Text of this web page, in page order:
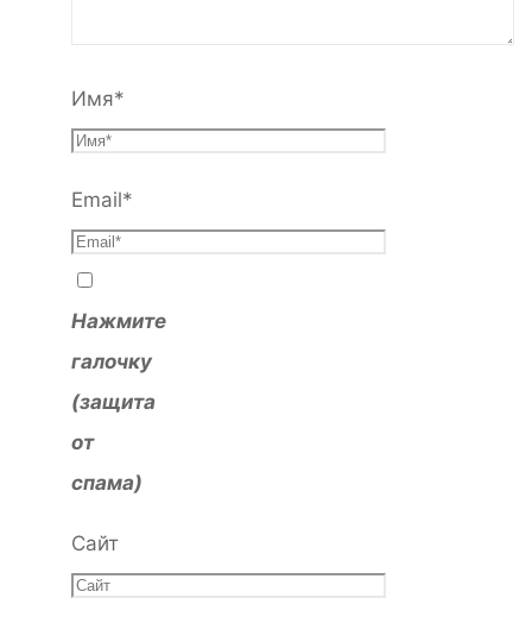
Имя*
Email*
Нажмите
галочку
(защита
от
спама)
Сайт